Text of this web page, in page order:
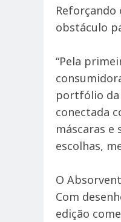
obstáculo
“Pela
portfólio da
conectada
máscaras
escolhas,
O
Com
edição